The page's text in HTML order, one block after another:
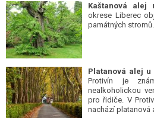
Kaštanová alej
okrese Liberec
památných stromů.
Platanová alej
Protivín je
nealkoholickou
pro řidiče. V
nachází platanová